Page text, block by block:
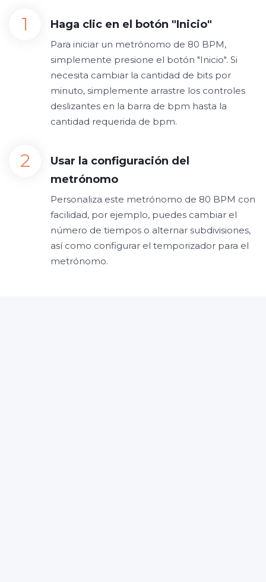
Haga clic en el botón "Inicio"
Para iniciar un metrónomo de 80 BPM,
simplemente presione el botón "Inicio". Si
necesita cambiar la cantidad de bits por
minuto, simplemente arrastre los controles
deslizantes en la barra de bpm hasta la
cantidad requerida de bpm.
Usar la configuración del
metrónomo
Personaliza este metrónomo de 80 BPM con
facilidad, por ejemplo, puedes cambiar el
número de tiempos o alternar subdivisiones,
así como configurar el temporizador para el
metrónomo.